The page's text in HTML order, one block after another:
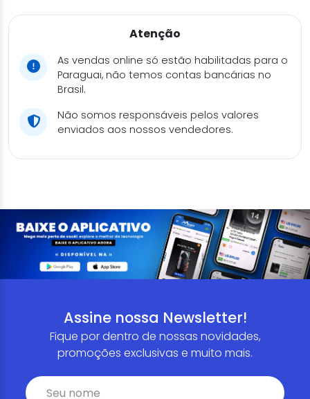
Atenção
As vendas online só estão habilitadas para o
Paraguai, não temos contas bancárias no
Brasil.
Não somos responsáveis pelos valores
enviados aos nossos vendedores.
Assine nossa Newsletter!
Fique por dentro de nossas novidades,
promoções exclusivas e muito mais.